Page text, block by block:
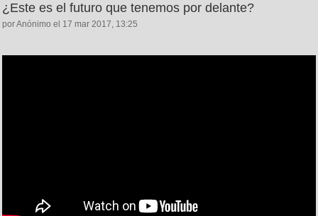
¿Este es el futuro que tenemos por delante?
por Anónimo el 17 mar 2017, 13:25